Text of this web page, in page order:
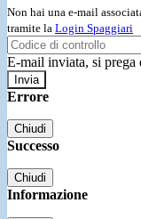
Non hai una e-mail
tramite la Login Spaggiari
E-mail inviata, si prega
Errore
Chiudi
Successo
Chiudi
Informazione